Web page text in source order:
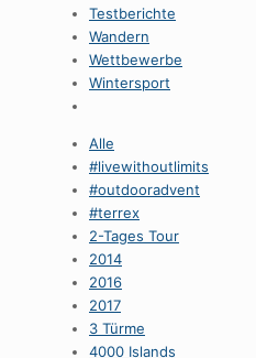
Testberichte
Wandern
Wettbewerbe
Wintersport
Alle
#livewithoutlimits
#outdooradvent
#terrex
2-Tages Tour
2014
2016
2017
3 Türme
4000 Islands